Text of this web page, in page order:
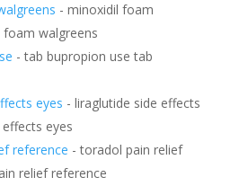
- minoxidil foam
walgreens
- tab bupropion use tab
eyes - liraglutide side effects
eyes
reference - toradol pain relief
relief reference